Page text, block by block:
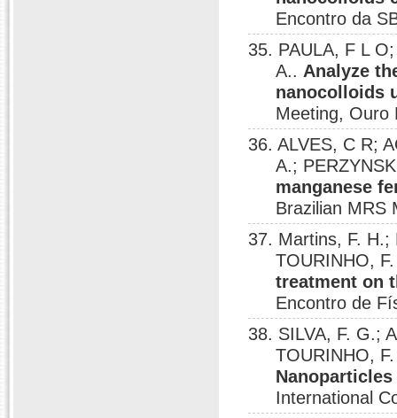
Encontro da
35. PAULA, F L
A.. Analyze
nanocolloids
Meeting, Ouro
36. ALVES, C R;
A.;
manganese
Brazilian MRS
37. Martins, F. H.;
TOURINHO,
treatment on
Encontro de
38. SILVA, F. G.;
TOURINHO,
International